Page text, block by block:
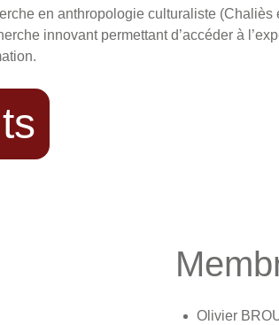
en anthropologie culturaliste
innovant permettant d’accéder à
Olivier